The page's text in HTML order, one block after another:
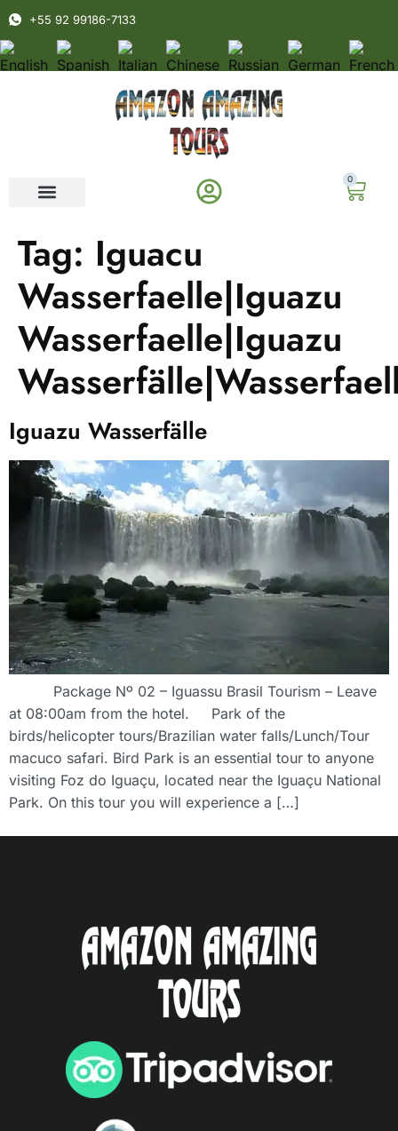
+55 92 99186-7133
0
Tag: Iguacu
Wasserfaelle|Iguazu
Wasserfaelle|Iguazu
Iguazu Wasserfälle
Package Nº 02 – Iguassu Brasil Tourism – Leave
at 08:00am from the hotel. Park of the
birds/helicopter tours/Brazilian water falls/Lunch/Tour
macuco safari. Bird Park is an essential tour to anyone
visiting Foz do Iguaçu, located near the Iguaçu National
Park. On this tour you will experience a […]